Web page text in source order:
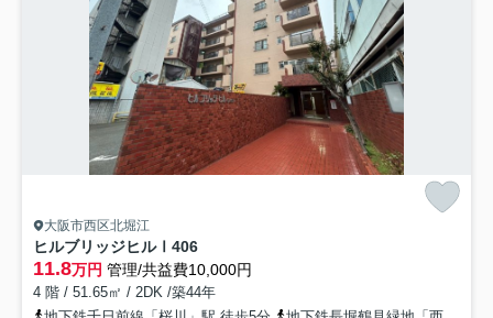
大阪市西区北堀江
ヒルブリッジヒルⅠ 406
11.8万円 管理/共益費10,000円
4 階 / 51.65㎡ / 2DK /築44年